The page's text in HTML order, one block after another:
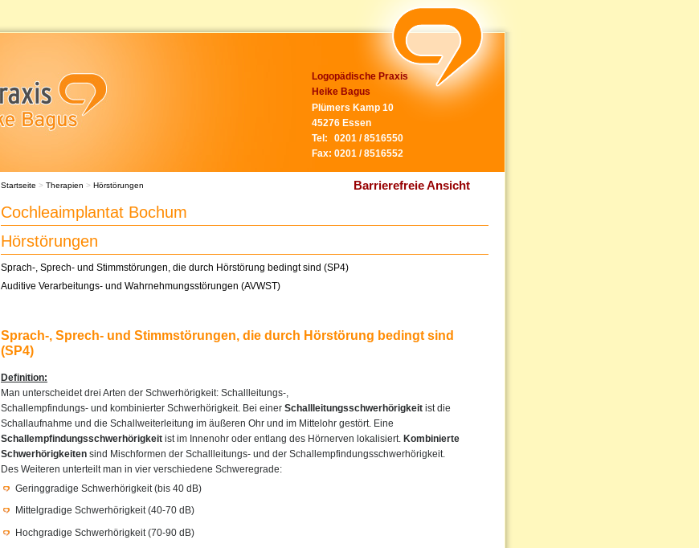
Logopädische Praxis
Heike Bagus
Plümers Kamp 10
45276 Essen
Tel:
0201 / 8516550
Fax: 0201 / 8516552
Barrierefreie Ansicht
Startseite > Therapien > Hörstörungen
Cochleaimplantat Bochum
Hörstörungen
Sprach-, Sprech- und Stimmstörungen, die durch Hörstörung bedingt sind (SP4)
Auditive Verarbeitungs- und Wahrnehmungsstörungen (AVWST)
Sprach-, Sprech- und Stimmstörungen, die durch Hörstörung bedingt sind
(SP4)
Definition:
Man unterscheidet drei Arten der Schwerhörigkeit: Schallleitungs-,
Schallempfindungs- und kombinierter Schwerhörigkeit. Bei einer Schallleitungsschwerhörigkeit ist die
Schallaufnahme und die Schallweiterleitung im äußeren Ohr und im Mittelohr gestört. Eine
Schallempfindungsschwerhörigkeit ist im Innenohr oder entlang des Hörnerven lokalisiert. Kombinierte
Schwerhörigkeiten sind Mischformen der Schallleitungs- und der Schallempfindungsschwerhörigkeit.
Des Weiteren unterteilt man in vier verschiedene Schweregrade:
Geringgradige Schwerhörigkeit (bis 40 dB)
Mittelgradige Schwerhörigkeit (40-70 dB)
Hochgradige Schwerhörigkeit (70-90 dB)